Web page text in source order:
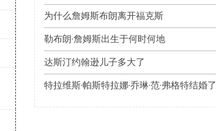
为什么詹姆斯布朗离开福克斯
勒布朗·詹姆斯出生于何时何地
达斯汀约翰逊儿子多大了
特拉维斯·帕斯特拉娜·乔琳·范·弗格特结婚了